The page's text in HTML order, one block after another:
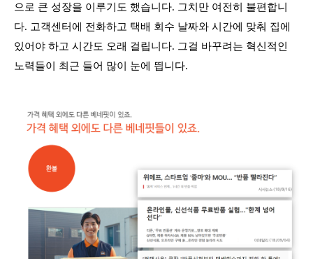
으로 큰 성장을 이루기도 했습니다. 그치만 여전히 불편합니
다. 고객센터에 전화하고 택배 회수 날짜와 시간에 맞춰 집에
있어야 하고 시간도 오래 걸립니다. 그걸 바꾸려는 혁신적인
노력들이 최근 들어 많이 눈에 띕니다.